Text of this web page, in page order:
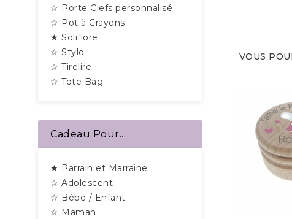
☆ Porte Clefs personnalisé
☆ Pot à Crayons
★ Soliflore
☆ Stylo
☆ Tirelire
☆ Tote Bag
Cadeau Pour...
★ Parrain et Marraine
☆ Adolescent
☆ Bébé / Enfant
☆ Maman
VOUS